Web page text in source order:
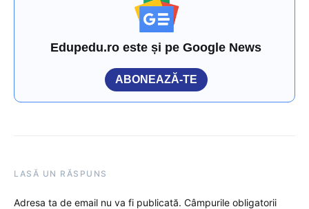
Edupedu.ro este și pe Google News
ABONEAZĂ-TE
LASĂ UN RĂSPUNS
Adresa ta de email nu va fi publicată. Câmpurile obligatorii